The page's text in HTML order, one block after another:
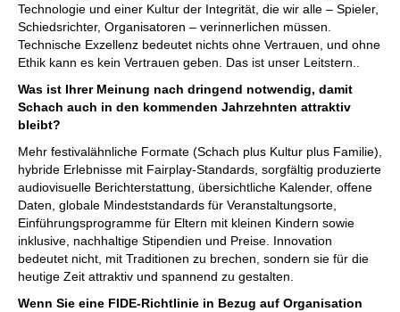
Technologie und einer Kultur der Integrität, die wir alle – Spieler,
Schiedsrichter, Organisatoren – verinnerlichen müssen.
Technische Exzellenz bedeutet nichts ohne Vertrauen, und ohne
Ethik kann es kein Vertrauen geben. Das ist unser Leitstern..
Was ist Ihrer Meinung nach dringend notwendig, damit
Schach auch in den kommenden Jahrzehnten attraktiv
bleibt?
Mehr festivalähnliche Formate (Schach plus Kultur plus Familie),
hybride Erlebnisse mit Fairplay-Standards, sorgfältig produzierte
audiovisuelle Berichterstattung, übersichtliche Kalender, offene
Daten, globale Mindeststandards für Veranstaltungsorte,
Einführungsprogramme für Eltern mit kleinen Kindern sowie
inklusive, nachhaltige Stipendien und Preise. Innovation
bedeutet nicht, mit Traditionen zu brechen, sondern sie für die
heutige Zeit attraktiv und spannend zu gestalten.
Wenn Sie eine FIDE-Richtlinie in Bezug auf Organisation